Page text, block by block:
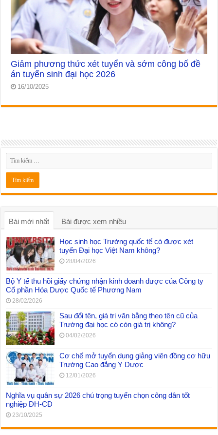
Giảm phương thức xét tuyển và sớm công bố đề
án tuyển sinh đại học 2026
16/10/2025
Bài mới nhất Bài được xem nhiều
Học sinh học Trường quốc tế có được xét
tuyển Đại học Việt Nam không?
28/04/2026
Bộ Y tế thu hồi giấy chứng nhận kinh doanh dược của Công ty
Cổ phần Hóa Dược Quốc tế Phương Nam
28/02/2026
Sau đổi tên, giá trị văn bằng theo tên cũ của
Trường đại học có còn giá trị không?
04/02/2026
Cơ chế mở tuyển dụng giảng viên đồng cơ hữu
Trường Cao đẳng Y Dược
12/01/2026
Nghĩa vụ quân sự 2026 chú trọng tuyển chọn công dân tốt
nghiệp ĐH-CĐ
23/10/2025